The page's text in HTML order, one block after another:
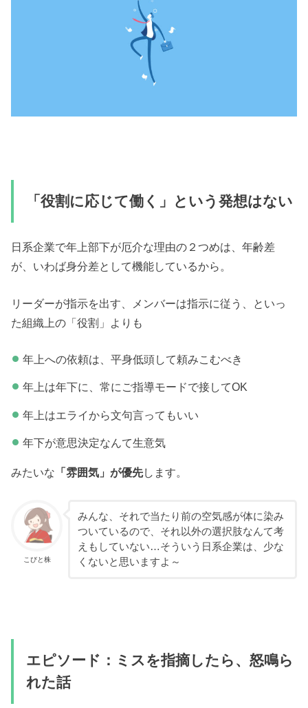
「役割に応じて働く」という発想はない
日系企業で年上部下が厄介な理由の２つめは、年齢差
が、いわば身分差として機能しているから。
リーダーが指示を出す、メンバーは指示に従う、といっ
た組織上の「役割」よりも
年上への依頼は、平身低頭して頼みこむべき
年上は年下に、常にご指導モードで接してOK
年上はエライから文句言ってもいい
年下が意思決定なんて生意気
みたいな 「雰囲気」が優先します。
こびと株
みんな、それで当たり前の空気感が体に染み
ついているので、それ以外の選択肢なんて考
えもしていない…そういう日系企業は、少な
くないと思いますよ～
エピソード：ミスを指摘したら、怒鳴ら
れた話